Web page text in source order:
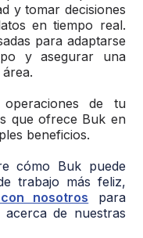
y tomar decisiones
en tiempo real.
para adaptarse
y asegurar una
de tu
que ofrece Buk en
beneficios.
cómo Buk puede
trabajo más feliz,
nosotros para
de nuestras